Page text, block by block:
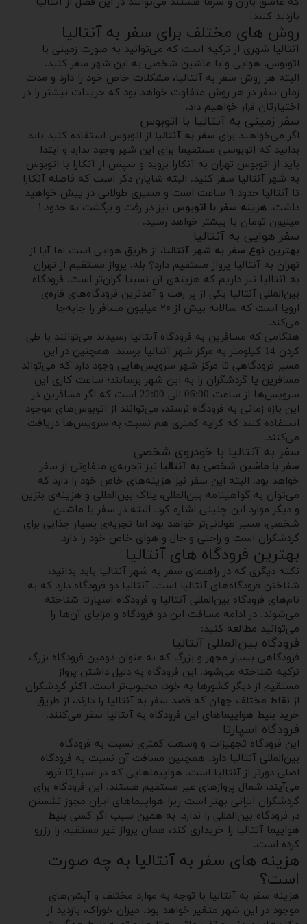
بازدید کنند.
روش های مختلف برای سفر به آنتالیا
آنتالیا شهری از ترکیه است که می‌توانید به صورت زمینی با
اتوبوس، هوایی و با ماشین شخصی به این شهر سفر کنید.
البته هر روش سفر به آنتالیا، مشکلات خاص خود را دارد و مدت
زمان سفر در هر روش متفاوت خواهد بود که جزییات بیشتر را در
اختیارتان قرار خواهیم داد.
سفر زمینی به آنتالیا با اتوبوس
اگر می‌خواهید برای سفر به آنتالیا از اتوبوس استفاده کنید باید
بدانید که اتوبوسی مستقیما برای این شهر وجود ندارد و ابتدا
باید از اتوبوس تهران به آنکارا بروید و سپس از آنکارا با اتوبوس
به شهر آنتالیا سفر کنید. البته شایان ذکر است که فاصله آنکارا
تا آنتالیا حدود ۹ ساعت است و مسیری طولانی در پیش خواهید
داشت. هزینه سفر با اتوبوس
نیز در رفت و برگشت به حدود ۱
میلیون تومان یا بیشتر خواهد رسید.
سفر هوایی به آنتالیا
بهترین نوع سفر به شهر آنتالیا، از طریق هوایی است اما آیا از
تهران به آنتالیا پرواز مستقیم دارد؟ بله. پرواز مستقیم از تهران
به آنتالیا نیز داریم که هزینه‌ی آن نسبتا گران‌تر است. فرودگاه
بین‌المللی آنتالیا یکی از پر رفت و آمد‌ترین فرودگاه‌های قاره‌ی
اروپا است که سالانه بیش از ۲۰ میلیون مسافر را جابه‌جا
می‌کند.
هنگامی که مسافرین به فرودگاه آنتالیا رسیدند می‌توانند با طی
کردن 14 کیلومتر به مرکز شهر آنتالیا برسند. همچنین در این
مسیر فرودگاهی تا مرکز شهر سرویس‌هایی وجود دارد که می‌تواند
مسافرین یا گردشگران را به این شهر برسانند؛ ساعت کاری این
سرویس‌ها از ساعت 06:00 الی 22:00 است که اگر مسافرین در
این بازه زمانی به فرودگاه نرسند، می‌توانند از اتوبوس‌های موجود
استفاده کنند که کرایه کمتری هم نسبت به سرویس‌ها دریافت
می‌کنند.
سفر به آنتالیا با خودروی شخصی
سفر با ماشین شخصی به آنتالیا نیز تجربه‌ی متفاوتی از سفر
خواهد بود. البته این سفر نیز هزینه‌های خاص خود را دارد که
می‌توان به گواهینامه بین‌المللی، پلاک بین‌المللی و هزینه‌ی بنزین
و دیگر موارد این چنینی اشاره کرد. البته در سفر با ماشین
شخصی، مسیر طولانی‌تر خواهد بود اما تجربه‌ی بسیار جذابی برای
گردشگران است و راحتی و حال و هوای خاص خود را دارد.
بهترین فرودگاه های آنتالیا
نکته دیگری که در راهنمای سفر به شهر آنتالیا باید بدانید،
شناختن فرودگاه‌های آنتالیا است. آنتالیا دو فرودگاه دارد که به
نام‌های فرودگاه بین‌المللی آنتالیا و فرودگاه اسپارتا شناخته
می‌شوند. در ادامه مسافت این دو فرودگاه و مزایای آن‌ها را
می‌توانید مطالعه کنید:
فرودگاه بین‌المللی آنتالیا
فرودگاهی بسیار مجهز و بزرگ که به عنوان دومین فرودگاه بزرگ
ترکیه شناخته می‌شود. این فرودگاه به دلیل داشتن پرواز
مستقیم از دیگر کشورها به خود، محبوب‌تر است. اکثر گردشگران
از نقاط مختلف جهان که قصد سفر به آنتالیا را دارند، از طریق
خرید بلیط هواپیماهای این فرودگاه به آنتالیا سفر می‌کنند.
فرودگاه اسپارتا
این فرودگاه تجهیزات و وسعت کمتری نسبت به فرودگاه
بین‌المللی آنتالیا دارد. همچنین مسافت آن نسبت به فرودگاه
اصلی دورتر از آنتالیا است. هواپیماهایی که در اسپارتا فرود
می‌آیند، شمال پروازهای غیر مستقیم هستند. این فرودگاه برای
گردشگران ایرانی بهتر است زیرا هواپیماهای ایران مجوز نشستن
در فرودگاه بین‌المللی را ندارد. به همین سبب اگر کسی بلیط
هواپیما آنتالیا را خریداری کند، همان پرواز غیر مستقیم را رزرو
کرده است.
هزینه های سفر به آنتالیا به چه صورت
است؟
هزینه سفر به آنتالیا با توجه به موارد مختلف و آپشن‌های
موجود در این شهر متغیر خواهد بود. میزان خوراک، بازدید از